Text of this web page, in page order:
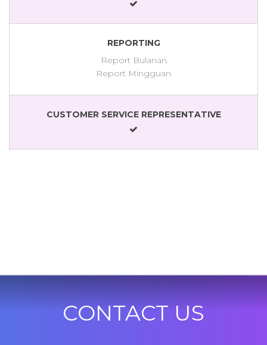
REPORTING
Report Bulanan
Report Mingguan
CUSTOMER SERVICE REPRESENTATIVE
CONTACT US